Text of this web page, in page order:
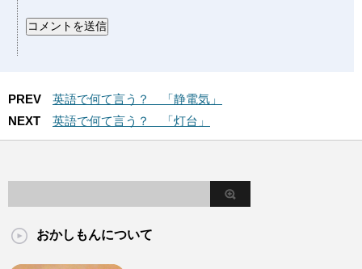
PREV
英語で何て言う？ 「静電気」
NEXT
英語で何て言う？ 「灯台」
おかしもんについて